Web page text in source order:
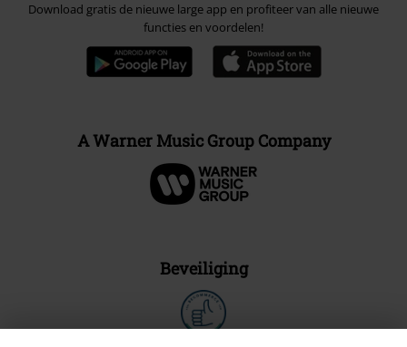
Download gratis de nieuwe large app en profiteer van alle nieuwe
functies en voordelen!
A Warner Music Group Company
Beveiliging